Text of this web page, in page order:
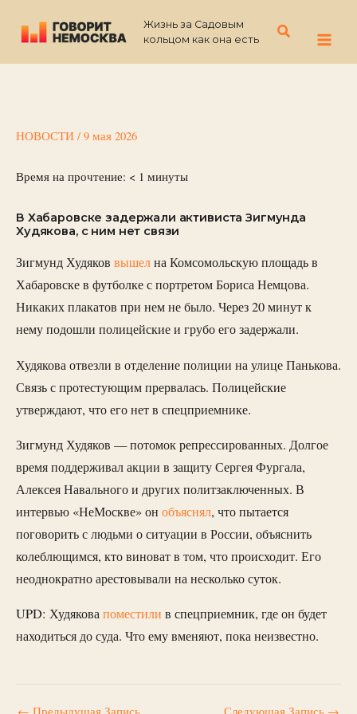
содержимому
Жизнь за Садовым
кольцом как она есть
Поиск
НОВОСТИ / 9 мая 2026
Время на прочтение: < 1 минуты
В Хабаровске задержали активиста Зигмунда
Худякова, с ним нет связи
Зигмунд Худяков вышелна Комсомольскую площадь в
Хабаровске в футболке с портретом Бориса Немцова.
Никаких плакатов при нем не было. Через 20 минут к
нему подошли полицейские и грубо его задержали.
Худякова отвезли в отделение полиции на улице Панькова.
Связь с протестующим прервалась. Полицейские
утверждают, что его нет в спецприемнике.
Зигмунд Худяков — потомок репрессированных. Долгое
время поддерживал акции в защиту Сергея Фургала,
Алексея Навального и других политзаключенных. В
интервью «НеМоскве» он объяснял, что пытается
поговорить с людьми о ситуации в России, объяснить
колеблющимся, кто виноват в том, что происходит. Его
неоднократно арестовывали на несколько суток.
UPD: Худяковапоместили в спецприемник, где он будет
находиться до суда. Что ему вменяют, пока неизвестно.